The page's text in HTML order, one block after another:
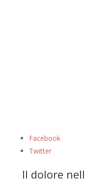
Facebook
Twitter
Il dolore